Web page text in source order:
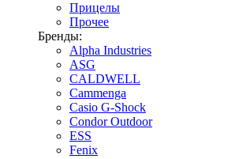
Прицелы
Прочее
Бренды:
Alpha Industries
ASG
CALDWELL
Cammenga
Casio G-Shock
Condor Outdoor
ESS
Fenix